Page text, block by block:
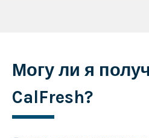
Могу ли я
CalFresh?